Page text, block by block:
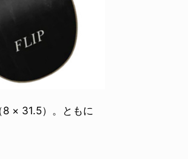
× 31.5）。ともに